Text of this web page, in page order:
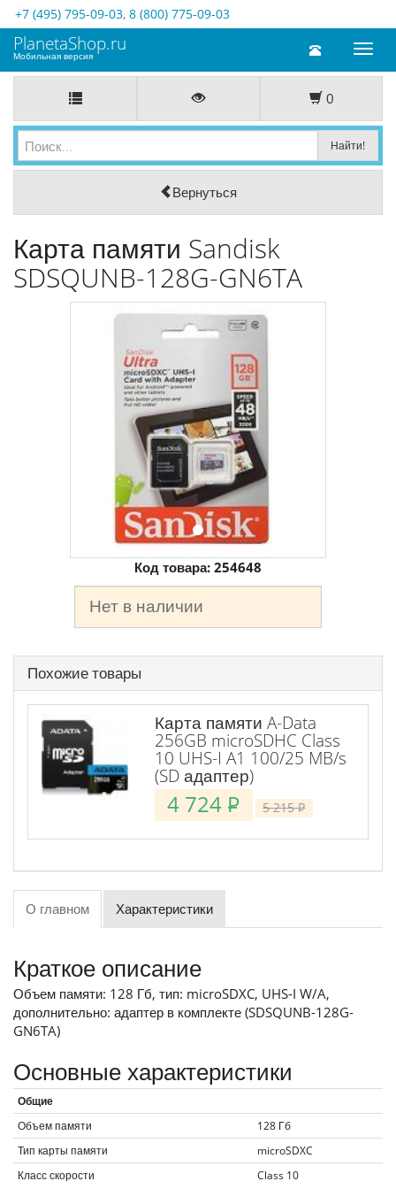
+7 (495) 795-09-03, 8 (800) 775-09-03
Toggle
PlanetaShop.ru
Мобильная версия
0
Вернуться
Карта памяти Sandisk
SDSQUNB-128G-GN6TA
Код товара: 254648
Нет в наличии
Похожие товары
Карта памяти A-Data
256GB microSDHC Class
10 UHS-I A1 100/25 MB/s
(SD адаптер)
4 724 P 5 215P
О главном Характеристики
Краткое описание
Объем памяти: 128 Гб, тип: microSDXC, UHS-I W/A,
дополнительно: адаптер в комплекте (SDSQUNB-128G-
GN6TA)
Основные характеристики
Общие
Объем памяти
128 Гб
Тип карты памяти
microSDXC
Класс скорости
Class 10